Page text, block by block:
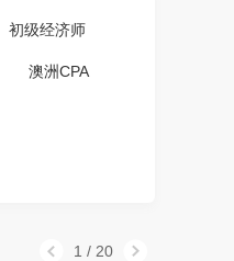
初级经济师
澳洲CPA
1 / 20